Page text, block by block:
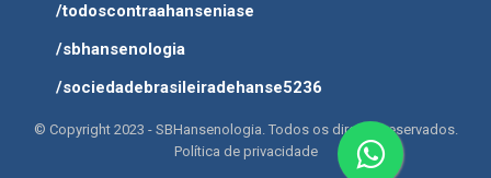
/todoscontraahanseniase
/sbhansenologia
/sociedadebrasileiradehanse5236
© Copyright 2023 - SBHansenologia. Todos os direitos reservados.
Política de privacidade